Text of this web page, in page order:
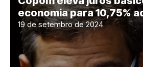
economia para 10,75%
19 de setembro de 2024